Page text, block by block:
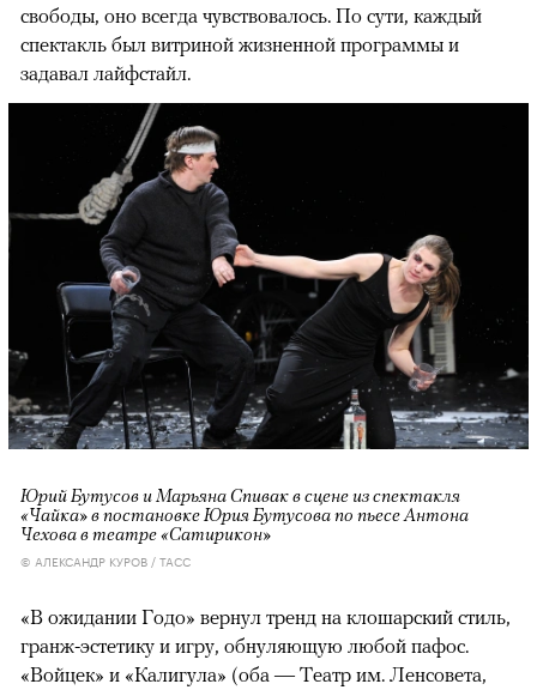
свободы, оно всегда чувствовалось. По сути, каждый
спектакль был витриной жизненной программы и
задавал лайфстайл.
Юрий Бутусов и Марьяна Спивак в сцене из спектакля
«Чайка» в постановке Юрия Бутусова по пьесе Антона
Чехова в театре «Сатирикон»
© АЛЕКСАНДР КУРОВ / ТАСС
«В ожидании Годо» вернул тренд на клошарский стиль,
гранж-эстетику и игру, обнуляющую любой пафос.
«Войцек» и «Калигула» (оба — Театр им. Ленсовета,